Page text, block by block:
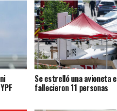
Se estrelló una avioneta
fallecieron 11 personas